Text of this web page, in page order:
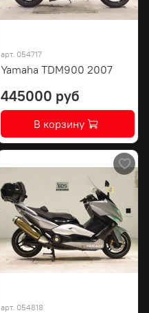
арт. 054717
Yamaha TDM900 2007
445000 руб
В корзину
арт. 054818